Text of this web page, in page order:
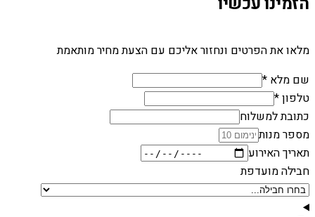
מלאו את הפרטים ונחזור אליכם עם הצעת מחיר מותאמת
שם מלא *
טלפון *
כתובת למשלוח
מספר מנות
תאריך האירוע
חבילה מועדפת